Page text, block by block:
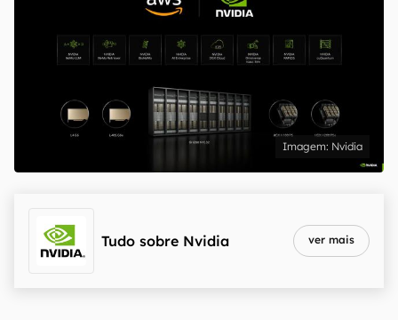
Nvidia
Tudo sobre Nvidia ver mais